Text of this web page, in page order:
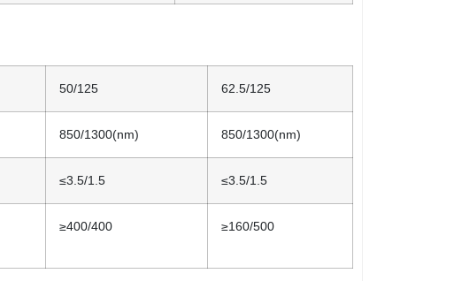
50/125 62.5/125
850/1300(nm) 850/1300(nm)
≤3.5/1.5 ≤3.5/1.5
≥400/400 ≥160/500